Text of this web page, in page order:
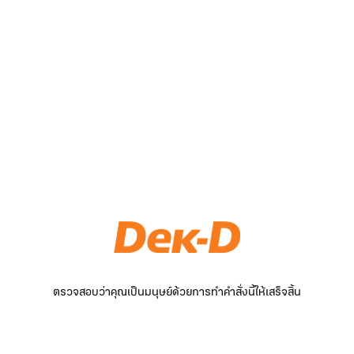
ตรวจสอบว่าคุณเป็นมนุษย์ด้วยการทำคำสั่งนี้ให้เสร็จสิ้น